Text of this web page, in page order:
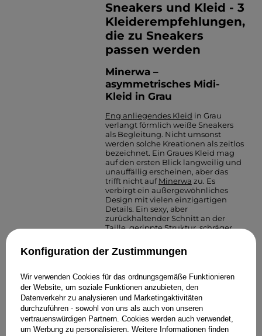
Sneakers und Kleid - 3
Kleiderempfehlungen,
die zu Sneakers
passen werden
Minerwa –
asymmetrisches Midi-
Kleid in Grau
Eng anliegendes Kleid in Grau
verlangt förmlich weiße Sneakers
als Begleitung. Nicht umsonst
werden solche Kreationen als zeitlos
bezeichnet. Ein Graues Kleid mag
auf den ersten Blick langweilig und
unauffällig erscheinen, aber das
trifft nicht aufMinerwa zu. Es
verbirgt ein außergewöhnliches
Design mit vielen einzigartigen
Details. Ein sexy, aber
zurückhaltender Schnitt an der
Taille, gerippte Struktur, schräger
Kombination von Sneakers und
Kleid ist der perfekte Look im
sportlichen Eleganz.
Kurze Sneakers wie Adidas Samba
oder Nike Air Force 1 passen perfekt
zu dieser Art von Kleid. In diesem
Styling können Sie kreativ sein. Da
das Kleid in dezenten Farben
Konfiguration der Zustimmungen
Wir verwenden Cookies für das ordnungsgemäße Funktionieren
der Website, um soziale Funktionen anzubieten, den
Datenverkehr zu analysieren und Marketingaktivitäten
durchzuführen - sowohl von uns als auch von unseren
vertrauenswürdigen Partnern. Cookies werden auch verwendet,
um Werbung zu personalisieren. Weitere Informationen finden